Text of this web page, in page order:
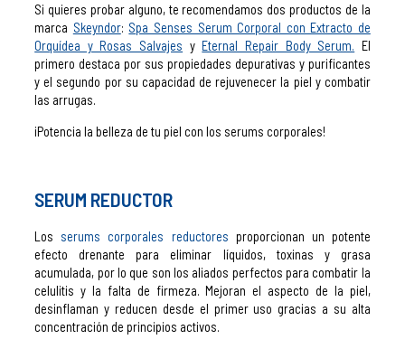
Si quieres probar alguno, te recomendamos dos productos de la
marca Skeyndor: Spa Senses Serum Corporal con Extracto de
Orquídea y Rosas Salvajes yEternal Repair Body Serum. El
primero destaca por sus propiedades depurativas y purificantes
y el segundo por su capacidad de rejuvenecer la piel y combatir
las arrugas.
¡Potencia la belleza de tu piel con los serums corporales!
SERUM REDUCTOR
Los serums corporales reductores proporcionan un potente
efecto drenante para eliminar líquidos, toxinas y grasa
acumulada, por lo que son los aliados perfectos para combatir la
celulitis y la falta de firmeza. Mejoran el aspecto de la piel,
desinflaman y reducen desde el primer uso gracias a su alta
concentración de principios activos.